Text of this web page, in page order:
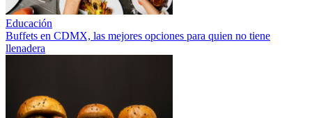
Educación
Buffets en CDMX, las mejores opciones para quien no tiene
llenadera